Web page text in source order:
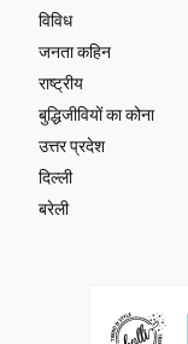
विविध
जनता कहिन
राष्ट्रीय
बुद्धिजीवियों का कोना
उत्तर प्रदेश
दिल्ली
बरेली